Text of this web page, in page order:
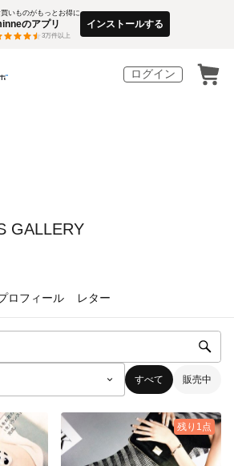
買いものがもっとお得に
のアプリ
3万件以上
インストールする
ログイン
GALLERY
ロフィール レター
すべて 販売中
残り1点